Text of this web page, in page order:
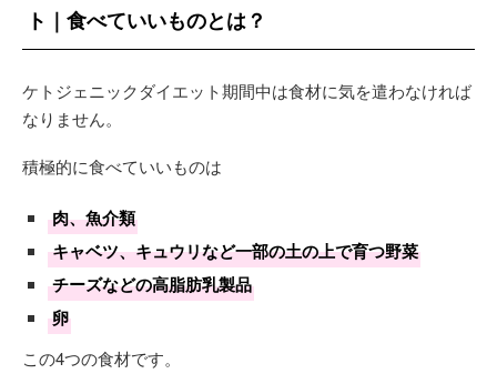
ト｜食べていいものとは？
ケトジェニックダイエット期間中は食材に気を遣わなければ
なりません。
積極的に食べていいものは
肉、魚介類
キャベツ、キュウリなど一部の土の上で育つ野菜
チーズなどの高脂肪乳製品
卵
この4つの食材です。